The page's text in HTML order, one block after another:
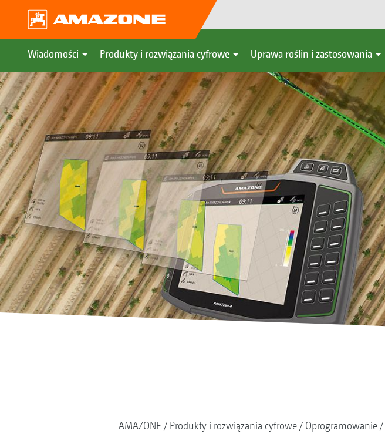
Wiadomości Produkty i rozwiązania cyfrowe Uprawa roślin i zastosowania
AMAZONE Produkty i rozwiązania cyfrowe Oprogramowanie